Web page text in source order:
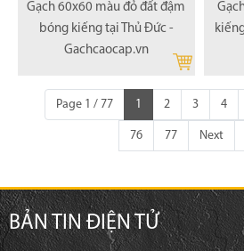
Gạch 60x60 màu đỏ đất đậm
bóng kiếng tại Thủ Đức -
Gachcaocap.vn
Page 1 / 77 1 2 3 4
76 77 Next
BẢN TIN ĐIỆN TỬ